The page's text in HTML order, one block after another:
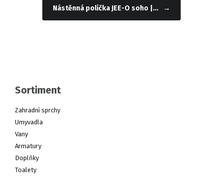
Nástěnná polička JEE-O soho |… →
Sortiment
Zahradní sprchy
Umyvadla
Vany
Armatury
Doplňky
Toalety